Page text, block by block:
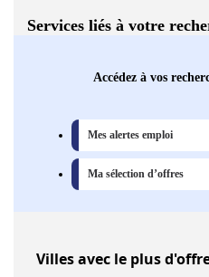
Services liés à votre
Accédez à vos
Mes alertes emploi
Ma sélection d’offres
Villesavec le plus